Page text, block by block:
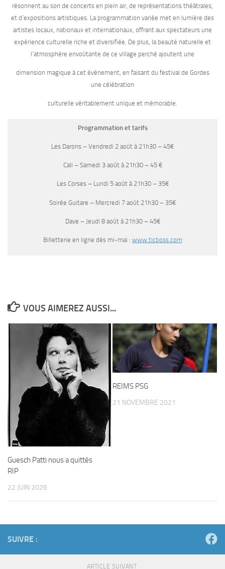
résonnent au son de concerts en plein air, de représentations théâtrales,
et d’expositions artistiques. La programmation variée met en lumière des
artistes locaux, nationaux et internationaux, offrant aux spectateurs une
expérience culturelle riche et diversifiée. De plus, la beauté naturelle et
l’atmosphère envoûtante de ce village perché ajoutent une
dimension magique à cet événement, en faisant du festival de Gordes
une célébration
culturelle véritablement unique et mémorable.
Programmation et tarifs
Les Darons – Vendredi 2 août à 21h30 – 45€
Cali – Samedi 3 août à 21h30 – 45 €
Les Corses – Lundi 5 août à 21h30 – 35€
Soirée Guitare – Mercredi 7 août 21h30 – 35€
Dave – Jeudi 8 août à 21h30 – 45€
Billetterie en ligne dès mi-mai : www.ticboss.com
VOUS AIMEREZ AUSSI...
Guesch Patti nous a quittés
RIP
22 JUIN 2026
REIMS PSG
21 NOVEMBRE 2021
SUIVRE :
ARTICLE SUIVANT